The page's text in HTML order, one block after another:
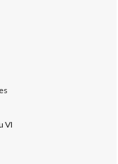
VI